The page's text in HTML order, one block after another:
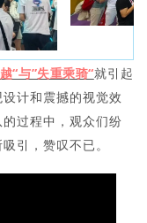
“与”失重乘骑“就引起
计和震撼的视觉效
过程中，观众们纷
引，赞叹不已。